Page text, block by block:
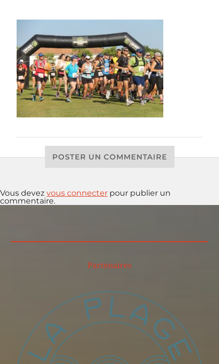
POSTER UN COMMENTAIRE
Vous devez vous connecter pour publier un
commentaire.
Partenaires